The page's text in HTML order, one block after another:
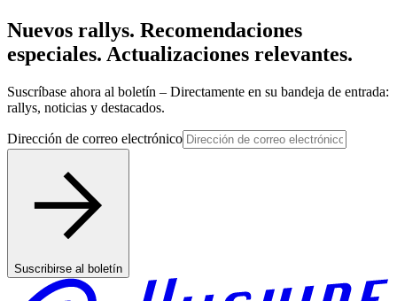
Nuevos rallys. Recomendaciones
especiales. Actualizaciones relevantes.
Suscríbase ahora al boletín – Directamente en su bandeja de entrada:
rallys, noticias y destacados.
Dirección de correo electrónico
Suscribirse al boletín